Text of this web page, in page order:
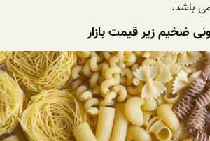
باشد.
ضخیم زیر قیمت بازار